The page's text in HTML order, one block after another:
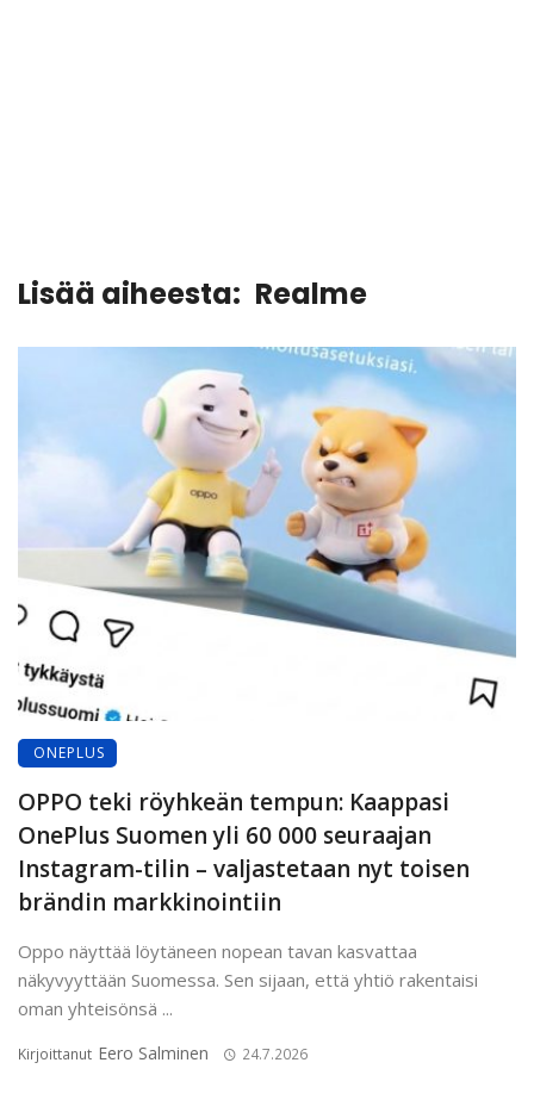
Lisää aiheesta: Realme
ONEPLUS
OPPO teki röyhkeän tempun: Kaappasi
OnePlus Suomen yli 60 000 seuraajan
Instagram-tilin – valjastetaan nyt toisen
brändin markkinointiin
Oppo näyttää löytäneen nopean tavan kasvattaa
näkyvyyttään Suomessa. Sen sijaan, että yhtiö rakentaisi
oman yhteisönsä ...
Kirjoittanut Eero Salminen 24.7.2026